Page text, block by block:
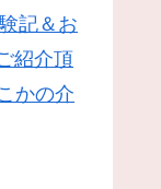
記＆お
紹介頂
かの介